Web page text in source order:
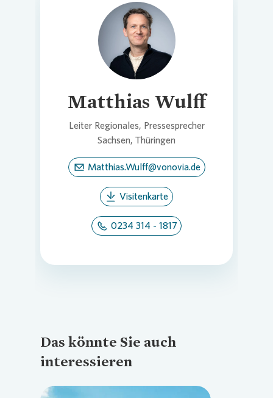
Loading...
Matthias Wulff
Leiter Regionales, Pressesprecher
Sachsen, Thüringen
Matthias.Wulff@vonovia.de
Visitenkarte
0234 314 - 1817
Das könnte Sie auch
interessieren